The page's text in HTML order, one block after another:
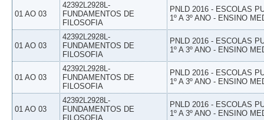
01 AO 03
42392L2928L-
FUNDAMENTOS DE
FILOSOFIA
PNLD 2016 - ESCOLAS
1º A 3º ANO - ENSINO
01 AO 03
42392L2928L-
FUNDAMENTOS DE
FILOSOFIA
PNLD 2016 - ESCOLAS
1º A 3º ANO - ENSINO
01 AO 03
42392L2928L-
FUNDAMENTOS DE
FILOSOFIA
PNLD 2016 - ESCOLAS
1º A 3º ANO - ENSINO
01 AO 03
42392L2928L-
FUNDAMENTOS DE
FILOSOFIA
PNLD 2016 - ESCOLAS
1º A 3º ANO - ENSINO